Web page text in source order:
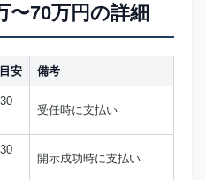
70万円の詳細
安 備考
受任時に支払い
開示成功時に支払い